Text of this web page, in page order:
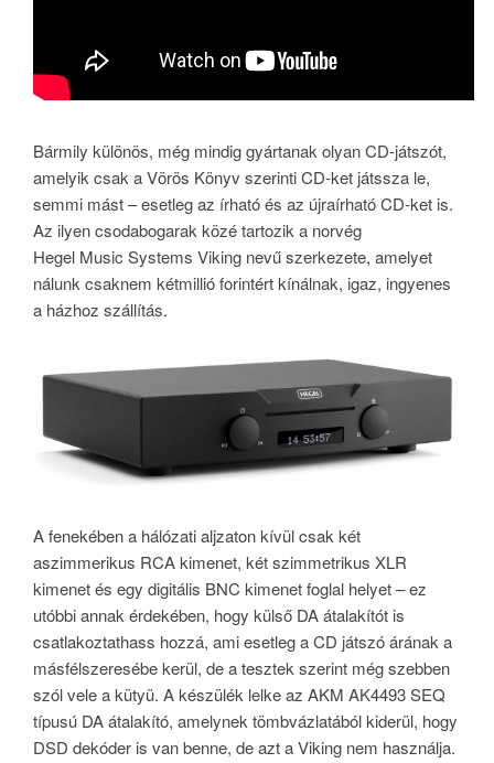
Bármily különös, még mindig gyártanak olyan CD-játszót,
amelyik csak a Vörös Könyv szerinti CD-ket játssza le,
semmi mást – esetleg az írható és az újraírható CD-ket is.
Az ilyen csodabogarak közé tartozik a norvég
Hegel Music Systems Viking nevű szerkezete, amelyet
nálunk csaknem kétmillió forintért kínálnak, igaz, ingyenes
a házhoz szállítás.
A fenekében a hálózati aljzaton kívül csak két
aszimmerikus RCA kimenet, két szimmetrikus XLR
kimenet és egy digitális BNC kimenet foglal helyet – ez
utóbbi annak érdekében, hogy külső DA átalakítót is
csatlakoztathass hozzá, ami esetleg a CD játszó árának a
másfélszeresébe kerül, de a tesztek szerint még szebben
szól vele a kütyü. A készülék lelke az AKM AK4493 SEQ
típusú DA átalakító, amelynek tömbvázlatából kiderül, hogy
DSD dekóder is van benne, de azt a Viking nem használja.